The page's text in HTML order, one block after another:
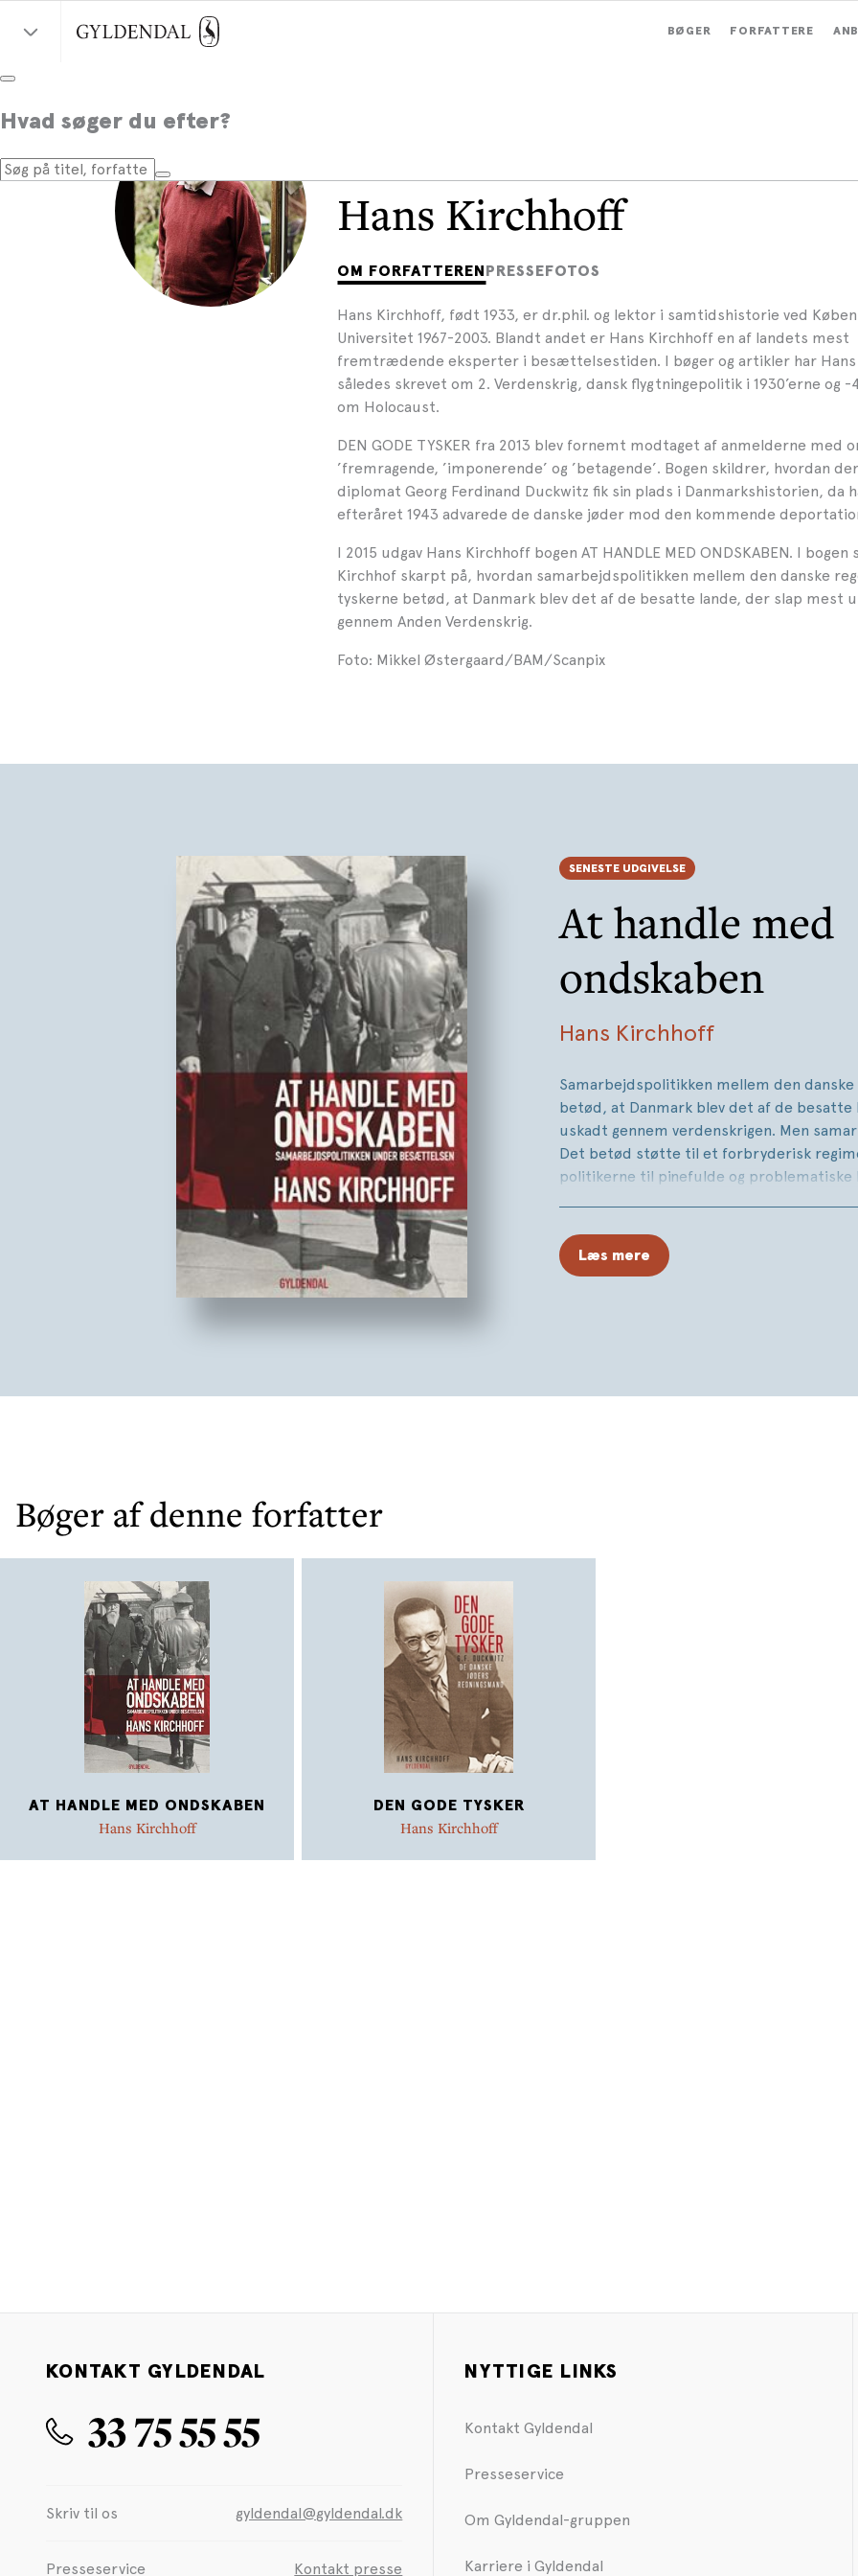
BØGER FORFATTERE
Hvad søger du efter?
Hans Kirchhoff
OM FORFATTEREN PRESSEFOTOS
Hans Kirchhoff, født 1933, er dr.phil. og lektor i samtidshistorie ved
Universitet 1967-2003. Blandt andet er Hans Kirchhoff en af landets mest
fremtrædende eksperter i besættelsestiden. I bøger og artikler har
således skrevet om 2. Verdenskrig, dansk flygtningepolitik i 1930’erne og -
om Holocaust.
DEN GODE TYSKER fra 2013 blev fornemt modtaget af anmelderne med
’fremragende, ’imponerende’ og ’betagende’. Bogen skildrer, hvordan
diplomat Georg Ferdinand Duckwitz fik sin plads i Danmarkshistorien, da
efteråret 1943 advarede de danske jøder mod den kommende
I 2015 udgav Hans Kirchhoff bogen AT HANDLE MED ONDSKABEN. I
Kirchhof skarpt på, hvordan samarbejdspolitikken mellem den danske
tyskerne betød, at Danmark blev det af de besatte lande, der slap mest
gennem Anden Verdenskrig.
Foto: Mikkel Østergaard/BAM/Scanpix
SENESTE UDGIVELSE
At handle med
ondskaben
Hans Kirchhoff
Samarbejdspolitikken mellem den
betød, at Danmark blev det af de besatte
uskadt gennem verdenskrigen. Men
Det betød støtte til et forbryderisk
politikerne til pinefulde og problematiske
Samarbejdspolitikken har siden trukket
offentlige debat, med denne bog kaster
Læs mere
Bøger af denne forfatter
AT HANDLE MED ONDSKABEN
Hans Kirchhoff
DEN GODE TYSKER
Hans Kirchhoff
KONTAKT GYLDENDAL
33 75 55 55
Skriv til os gyldendal@gyldendal.dk
Presseservice Kontakt presse
NYTTIGE LINKS
Kontakt Gyldendal
Presseservice
Om Gyldendal-gruppen
Karriere i Gyldendal